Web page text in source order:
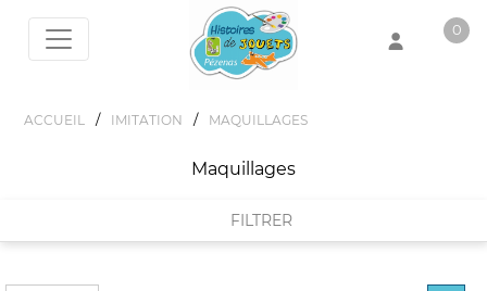
0
ACCUEIL / IMITATION / MAQUILLAGES
Maquillages
FILTRER
FILTRER PAR